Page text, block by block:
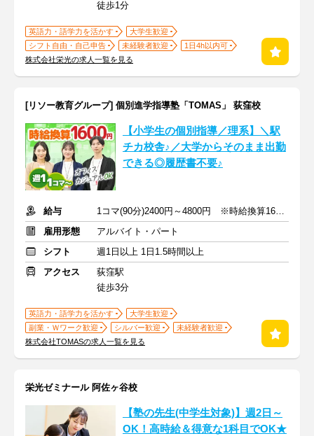
徒歩1分
英語力・語学力を活かす
大学生歓迎
シフト自由・自己申告
未経験者歓迎
1日4h以内可
株式会社栄光の求人一覧を見る
[リソー教育グループ] 個別進学指導塾「TOMAS」 荻窪校
【小学生の個別指導／理系】＼駅
チカ校舎♪／大学からそのまま出勤
できる◎履歴書不要♪
給与
1コマ(90分)2400円～4800円 ※時給換算1600円～3200円
雇用形態
アルバイト・パート
シフト
週1日以上 1日1.5時間以上
アクセス
荻窪駅
徒歩3分
英語力・語学力を活かす
大学生歓迎
副業・Ｗワーク歓迎
シルバー歓迎
未経験者歓迎
株式会社TOMASの求人一覧を見る
栄光ゼミナール 阿佐ヶ谷校
【塾の先生(中学生対象)】週2日～
OK！高時給＆得意な1科目でOK★